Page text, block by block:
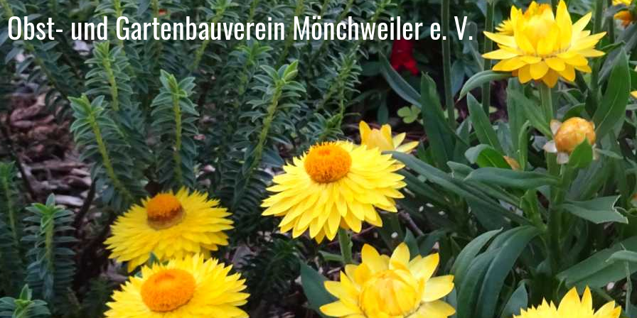
Obst- und Gartenbauverein Mönchweiler e. V.